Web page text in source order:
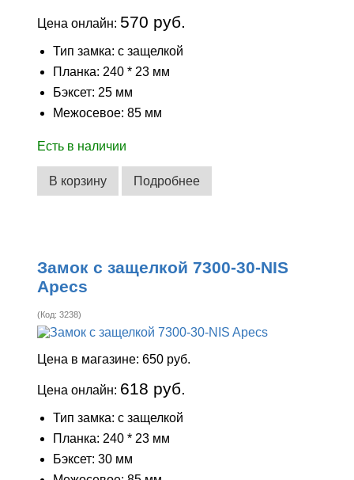
Цена онлайн: 570 руб.
Тип замка: с защелкой
Планка: 240 * 23 мм
Бэксет: 25 мм
Межосевое: 85 мм
Есть в наличии
В корзину Подробнее
Замок с защелкой 7300-30-NIS
Apecs
(Код:3238)
Цена в магазине:650 руб.
Цена онлайн: 618 руб.
Тип замка: с защелкой
Планка: 240 * 23 мм
Бэксет: 30 мм